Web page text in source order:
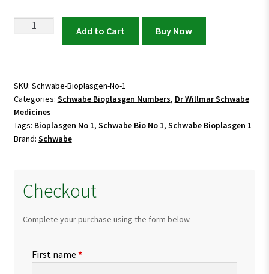
Schwabe
quantity
Add to Cart Buy Now
SKU: Schwabe-Bioplasgen-No-1
Categories: Schwabe Bioplasgen Numbers, Dr Willmar Schwabe
Medicines
Tags: Bioplasgen No 1, Schwabe Bio No 1, Schwabe Bioplasgen 1
Brand: Schwabe
Checkout
Complete your purchase using the form below.
First name *